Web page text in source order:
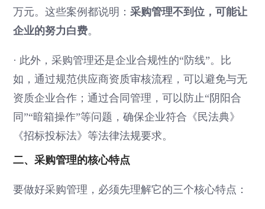
万元。这些案例都说明：采购管理不到位，可能让
企业的努力白费。
· 此外，采购管理还是企业合规性的“防线”。比
如，通过规范供应商资质审核流程，可以避免与无
资质企业合作；通过合同管理，可以防止“阴阳合
同”“暗箱操作”等问题，确保企业符合《民法典》
《招标投标法》等法律法规要求。
二、采购管理的核心特点
要做好采购管理，必须先理解它的三个核心特点：